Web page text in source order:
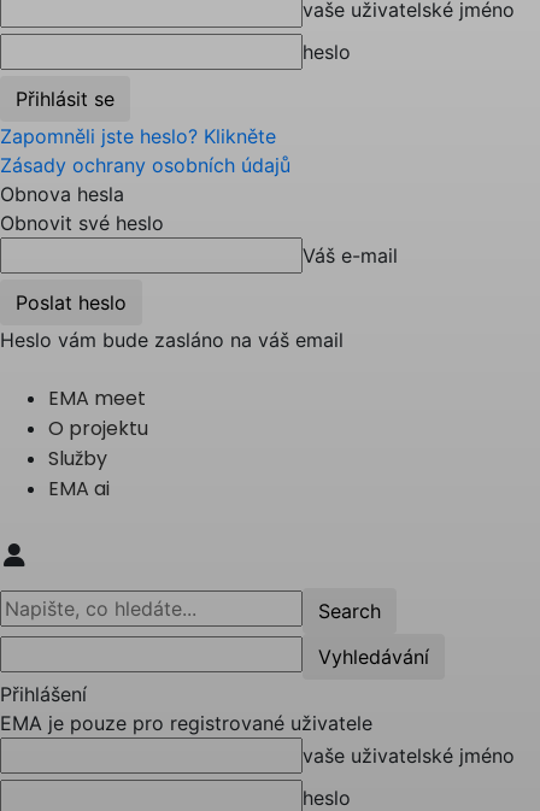
vaše uživatelské jméno
heslo
Zapomněli jste heslo? Klikněte
Zásady ochrany osobních údajů
Obnova hesla
Obnovit své heslo
Váš e-mail
Heslo vám bude zasláno na váš email
EMA meet
O projektu
Služby
EMA ai
Přihlášení
EMA je pouze pro registrované uživatele
vaše uživatelské jméno
heslo